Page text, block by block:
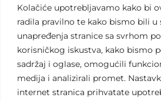
Kolačiće upotrebljavamo kako bi
radila pravilno te kako bismo bili u
unapređenja stranice sa svrhom
korisničkog iskustva, kako bismo
sadržaj i oglase, omogućili
medija i analizirali promet.
internet stranica prihvatate
Svet poljoprivrede
Marketing usluge
Tražimo saradnike
Kontakt
Kontakt